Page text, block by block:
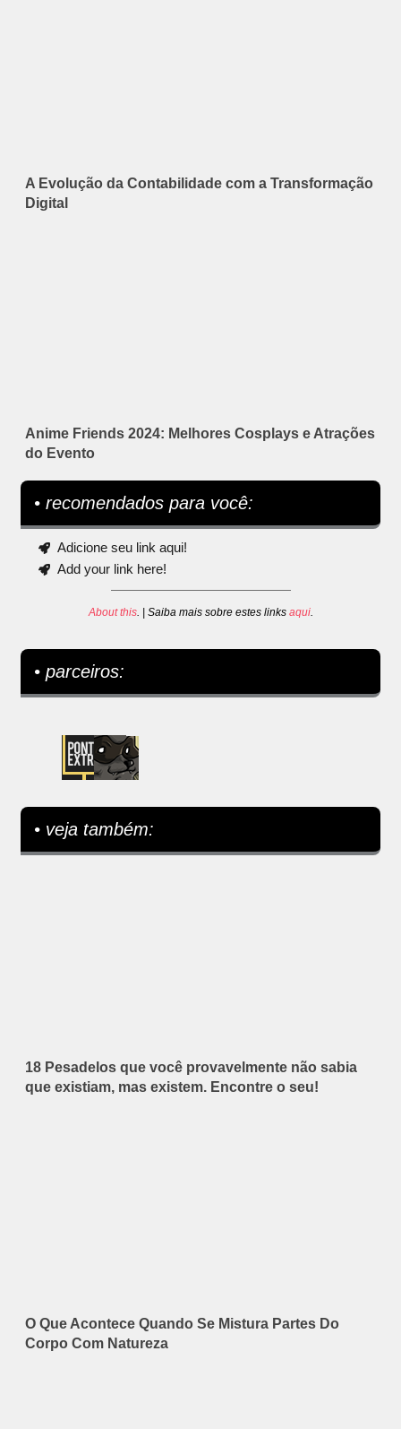
A Evolução da Contabilidade com a Transformação
Digital
Anime Friends 2024: Melhores Cosplays e Atrações
do Evento
• recomendados para você:
Adicione seu link aqui!
Add your link here!
About this. | Saiba mais sobre estes links aqui.
• parceiros:
• veja também:
18 Pesadelos que você provavelmente não sabia
que existiam, mas existem. Encontre o seu!
O Que Acontece Quando Se Mistura Partes Do
Corpo Com Natureza